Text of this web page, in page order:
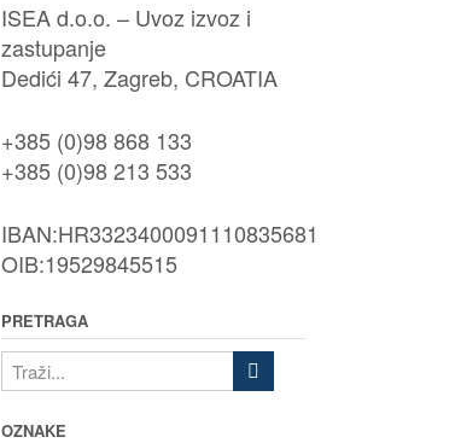
ISEA d.o.o. – Uvoz izvoz i
zastupanje
Dedići 47, Zagreb, CROATIA
+385 (0)98 868 133
+385 (0)98 213 533
IBAN:HR3323400091110835681
OIB:19529845515
PRETRAGA
OZNAKE